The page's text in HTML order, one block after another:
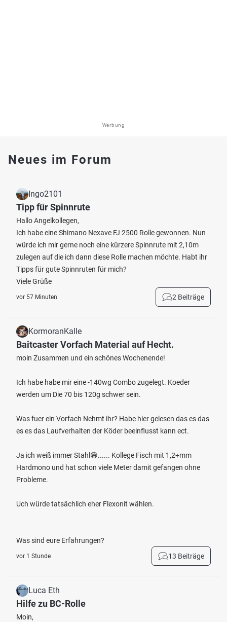
Werbung
Neues im Forum
Ingo2101
Tipp für Spinnrute
Hallo Angelkollegen,
Ich habe eine Shimano Nexave FJ 2500 Rolle gewonnen. Nun
würde ich mir gerne noch eine kürzere Spinnrute mit 2,10m
zulegen auf die ich dann diese Rolle machen möchte. Habt ihr
Tipps für gute Spinnruten für mich?
Viele Grüße
vor 57 Minuten 2 Beiträge
KormoranKalle
Baitcaster Vorfach Material auf Hecht.
moin Zusammen und ein schönes Wochenende!
Ich habe habe mir eine -140wg Combo zugelegt. Koeder
werden um Die 70 bis 120g schwer sein.
Was fuer ein Vorfach Nehmt ihr? Habe hier gelesen das es das
es es das Laufverhalten der Köder beeinflusst kann ect.
Ja ich weiß immer Stahl😁...... Kollege Fisch mit 1,2+mm
Hardmono und hat schon viele Meter damit gefangen ohne
Probleme.
Uch würde tatsächlich eher Flexonit wählen.
Was sind eure Erfahrungen?
vor 1 Stunde 13 Beiträge
Luca Eth
Hilfe zu BC-Rolle
Moin,